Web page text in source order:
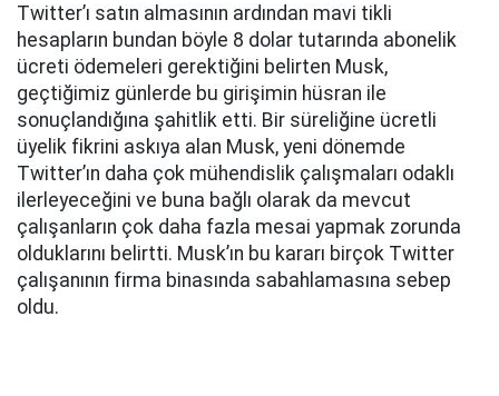
Twitter’ı satın almasının ardından mavi tikli
hesapların bundan böyle 8 dolar tutarında abonelik
ücreti ödemeleri gerektiğini belirten Musk,
geçtiğimiz günlerde bu girişimin hüsran ile
sonuçlandığına şahitlik etti. Bir süreliğine ücretli
üyelik fikrini askıya alan Musk, yeni dönemde
Twitter’ın daha çok mühendislik çalışmaları odaklı
ilerleyeceğini ve buna bağlı olarak da mevcut
çalışanların çok daha fazla mesai yapmak zorunda
olduklarını belirtti. Musk’ın bu kararı birçok Twitter
çalışanının firma binasında sabahlamasına sebep
oldu.